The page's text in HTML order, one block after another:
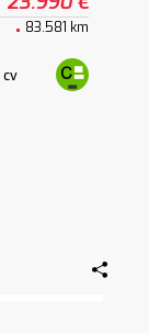
83.581 km
cv